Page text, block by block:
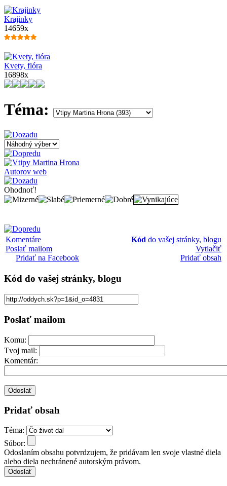
Krajinky
14659x
Kvety, flóra
16898x
Téma:
Autorov web
Ohodnoť!
Komentáre
Poslať mailom
Pridať na Facebook
Kód do vašej stránky, blogu
Vytlačiť
Pridať obsah
Kód do vašej stránky, blogu
Poslať mailom
Komu:
Tvoj mail:
Komentár:
Pridať obsah
Téma:
Súbor:
Odoslaním obsahu potvrdzujem, že pridávam len svoje vlastné diela
alebo diela nechránené autorským právom.